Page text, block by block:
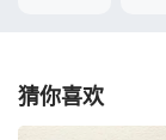
猜你喜欢